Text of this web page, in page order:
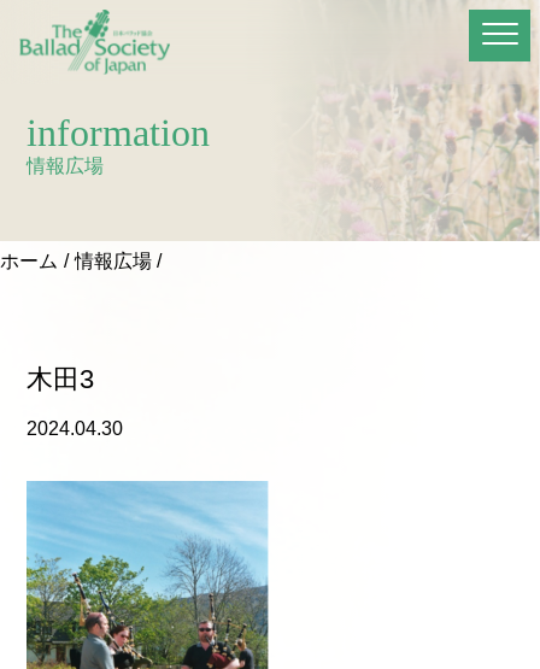
information
情報広場
ホーム 情報広場
木田3
2024.04.30